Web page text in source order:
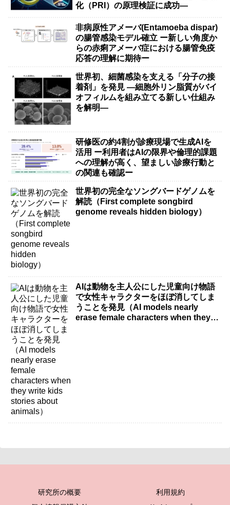
化（PRI）の原理検証に成功―
非病原性アメーバ(Entamoeba dispar)
の腸管感染モデル確立 ー新しい角度か
らの赤痢アメーバ症における腸管免疫
応答の理解に期待ー
世界初、細菌感染を支える「分子の接
着剤」を発見 ―細胞外リン脂質がバイ
オフィルムを組み立てる新しい仕組み
を解明―
研修医の約4割が診療現場で生成AIを
活用 ー利用者はAIの限界や倫理的課題
への理解が高く、望ましい診療行動と
の関連も確認ー
世界初の完全なソングバードゲノムを
解読（First complete songbird
genome reveals hidden biology）
AIは動物を主人公にした児童向け物語
で女性キャラクターをほぼ消してしま
うことを発見（AI models nearly
erase female characters when they
研究所の概要
利用規約